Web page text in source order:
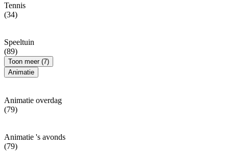
Tennis
(34)
Speeltuin
(89)
Toon meer (7)
Animatie
Animatie overdag
(79)
Animatie 's avonds
(79)